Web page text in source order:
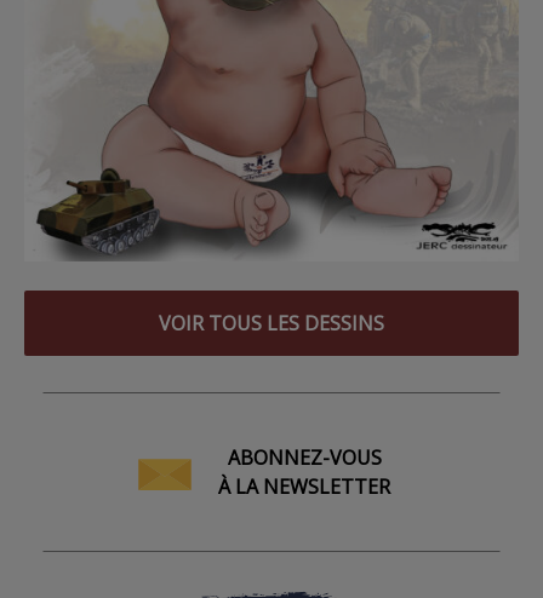
VOIR TOUS LES DESSINS
ABONNEZ-VOUS
À LA NEWSLETTER